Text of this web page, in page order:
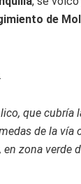
de
que cubría
de la vía
zona verde